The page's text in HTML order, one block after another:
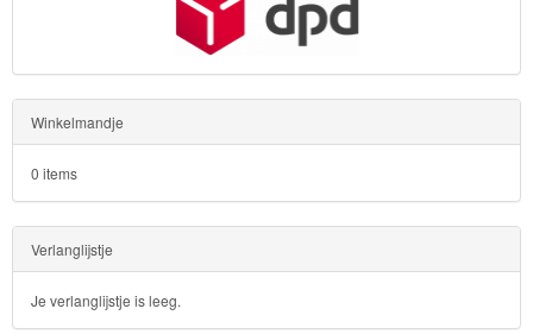
Winkelmandje
0 items
Verlanglijstje
Je verlanglijstje is leeg.